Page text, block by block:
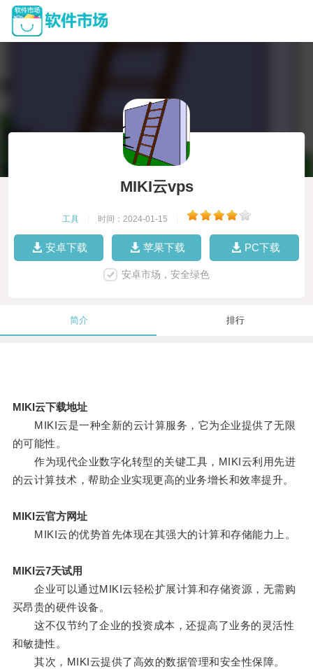
MIKI云vps
工具 时间：2024-01-15
安卓下载 苹果下载 PC下载
安卓市场，安全绿色
简介 排行
MIKI云下载地址
MIKI云是一种全新的云计算服务，它为企业提供了无限
的可能性。
作为现代企业数字化转型的关键工具，MIKI云利用先进
的云计算技术，帮助企业实现更高的业务增长和效率提升。
MIKI云官方网址
MIKI云的优势首先体现在其强大的计算和存储能力上。
MIKI云7天试用
企业可以通过MIKI云轻松扩展计算和存储资源，无需购
买昂贵的硬件设备。
这不仅节约了企业的投资成本，还提高了业务的灵活性
和敏捷性。
其次，MIKI云提供了高效的数据管理和安全性保障。